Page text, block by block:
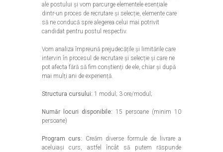
ale postului și vom parcurge elementele esențiale
dintr-un proces de recrutare și selecție, elemente care
să ne conducă spre alegerea celui mai potrivit
candidat pentru postul respectiv.
Vom analiza împreună prejudecățile și limitările care
intervin în procesul de recrutare și selecție și care ne
pot afecta fără să fim conștienți de ele, chiar și după
mai mulți ani de experiență.
Structura cursului: 1 modul; 3 ore/modul;
Număr locuri disponibile: 15 persoane (minim 10
persoane)
Program curs:
Creăm diverse formule de livrare a
aceluiași curs, astfel încât să putem răspunde